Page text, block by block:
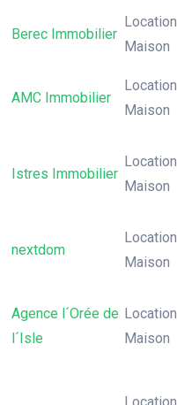
Berec Immobilier
Location
Maison
AMC Immobilier
Location
Maison
Istres Immobilier
Location
Maison
nextdom
Location
Maison
Agence l´Orée de
l´Isle
Location
Maison